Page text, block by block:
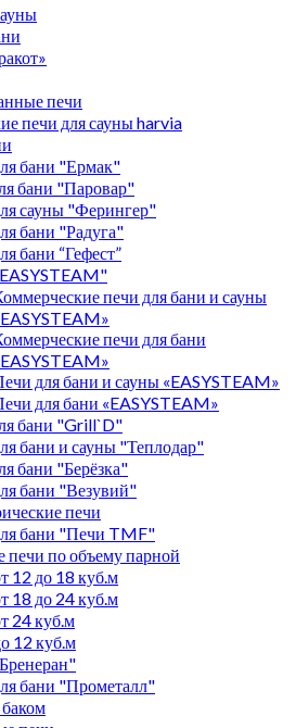
печи
печи для сауны harvia
бани "Ермак"
бани "Паровар"
сауны "Ферингер"
бани "Радуга"
бани “Гефест”
печи для бани и сауны
печи для бани
для бани и сауны «EASYSTEAM»
для бани «EASYSTEAM»
бани "Grill`D"
бани и сауны "Теплодар"
бани "Берёзка"
бани "Везувий"
печи
бани "Печи TMF"
печи по объему парной
12 до 18 куб.м
18 до 24 куб.м
24 куб.м
12 куб.м
бани "Прометалл"